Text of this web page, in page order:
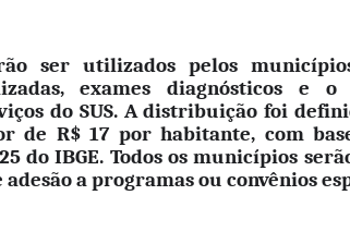
ser utilizados pelos
exames diagnósticos e o
do SUS. A distribuição foi
de R$ 17 por habitante, com
do IBGE. Todos os municípios
adesão a programas ou convênios